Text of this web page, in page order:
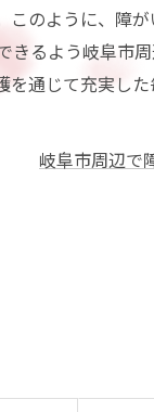
このように、障
きるよう岐阜市
を通じて充実し
岐阜市周辺で